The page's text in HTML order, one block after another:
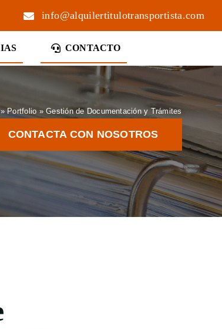
info@alquilertitulotransportista.com
CONTACTO
»Portfolio »Gestión de Documentación y Trámites
CONTACTA CON NOSOTROS